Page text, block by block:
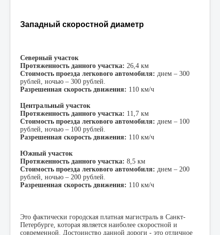
Западный скоростной диаметр
Северный участок
Протяженность данного участка: 26,4 км
Стоимость проезда легкового автомобиля: днем – 300
рублей, ночью – 300 рублей.
Разрешенная скорость движения: 110 км/ч
Центральный участок
Протяженность данного участка: 11,7 км
Стоимость проезда легкового автомобиля: днем – 100
рублей, ночью – 100 рублей.
Разрешенная скорость движения: 110 км/ч
Южный участок
Протяженность данного участка: 8,5 км
Стоимость проезда легкового автомобиля: днем – 200
рублей, ночью – 200 рублей.
Разрешенная скорость движения: 110 км/ч
Это фактически городская платная магистраль в Санкт-
Петербурге, которая является наиболее скоростной и
современной. Достоинство данной дороги - это отличное